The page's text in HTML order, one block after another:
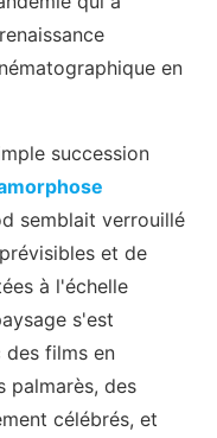
en
succession
semblait verrouillé
et de
à l'échelle
s'est
des films en
palmarès, des
célébrés, et